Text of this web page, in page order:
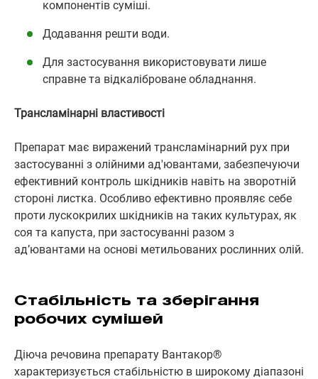
компонентів суміші.
Додавання решти води.
Для застосування використовувати лише
справне та відкаліброване обладнання.
Трансламінарні властивості
Препарат має виражений трансламінарний рух при
застосуванні з олійними ад'ювантами, забезпечуючи
ефективний контроль шкідників навіть на зворотній
стороні листка. Особливо ефективно проявляє себе
проти лускокрилих шкідників на таких культурах, як
соя та капуста, при застосуванні разом з
ад’ювантами на основі метильованих рослинних олій.
Стабільність та зберігання
робочих сумішей
Діюча речовина препарату Вантакор®
характеризується стабільністю в широкому діапазоні